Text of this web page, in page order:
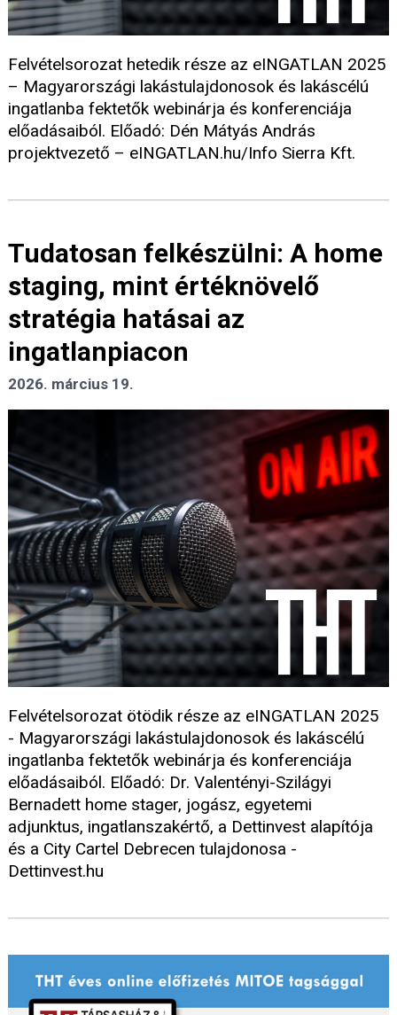
Felvételsorozat hetedik része az eINGATLAN 2025
– Magyarországi lakástulajdonosok és lakáscélú
ingatlanba fektetők webinárja és konferenciája
előadásaiból. Előadó: Dén Mátyás András
projektvezető – eINGATLAN.hu/Info Sierra Kft.
Tudatosan felkészülni: A home
staging, mint értéknövelő
stratégia hatásai az
ingatlanpiacon
2026. március 19.
Felvételsorozat ötödik része az eINGATLAN 2025
- Magyarországi lakástulajdonosok és lakáscélú
ingatlanba fektetők webinárja és konferenciája
előadásaiból. Előadó: Dr. Valentényi-Szilágyi
Bernadett home stager, jogász, egyetemi
adjunktus, ingatlanszakértő, a Dettinvest alapítója
és a City Cartel Debrecen tulajdonosa -
Dettinvest.hu